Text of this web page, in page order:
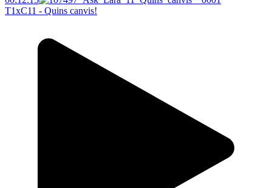
T1xC11 - Quins canvis!